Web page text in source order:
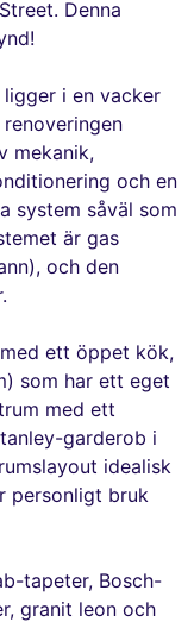
Denna
i en vacker
mekanik,
och en
system såväl som
är gas
och den
ett öppet kök,
som har ett eget
med ett
garderob i
idealisk
personligt bruk
tapeter, Bosch-
granit leon och